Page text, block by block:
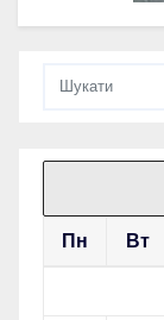
Пн Вт